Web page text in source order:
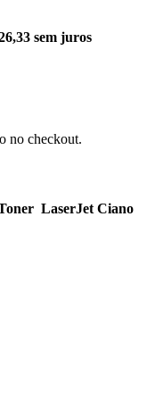
sem juros
no checkout.
LaserJet Ciano